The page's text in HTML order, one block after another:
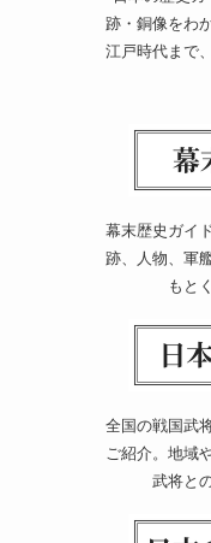
跡・銅像をわ
江戸時代まで
幕末歴史ガイ
跡、人物、軍
もと
全国の戦国武
ご紹介。地域
武将と